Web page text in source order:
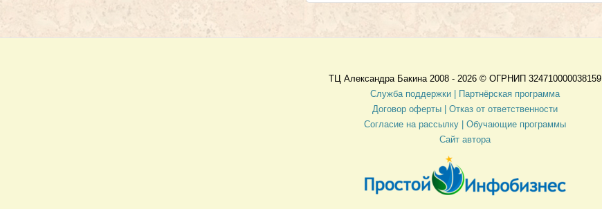
ТЦ Александра Бакина 2008 - 2026 © ОГРНИП 324710000038159
Служба поддержки |
Партнёрская программа
Договор оферты
| Отказ от ответственности
Согласие на рассылку | Обучающие программы
Сайт автора